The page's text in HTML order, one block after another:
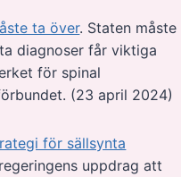
ta över. Staten måste
diagnoser får viktiga
för spinal
(23 april 2024)
för sällsynta
uppdrag att